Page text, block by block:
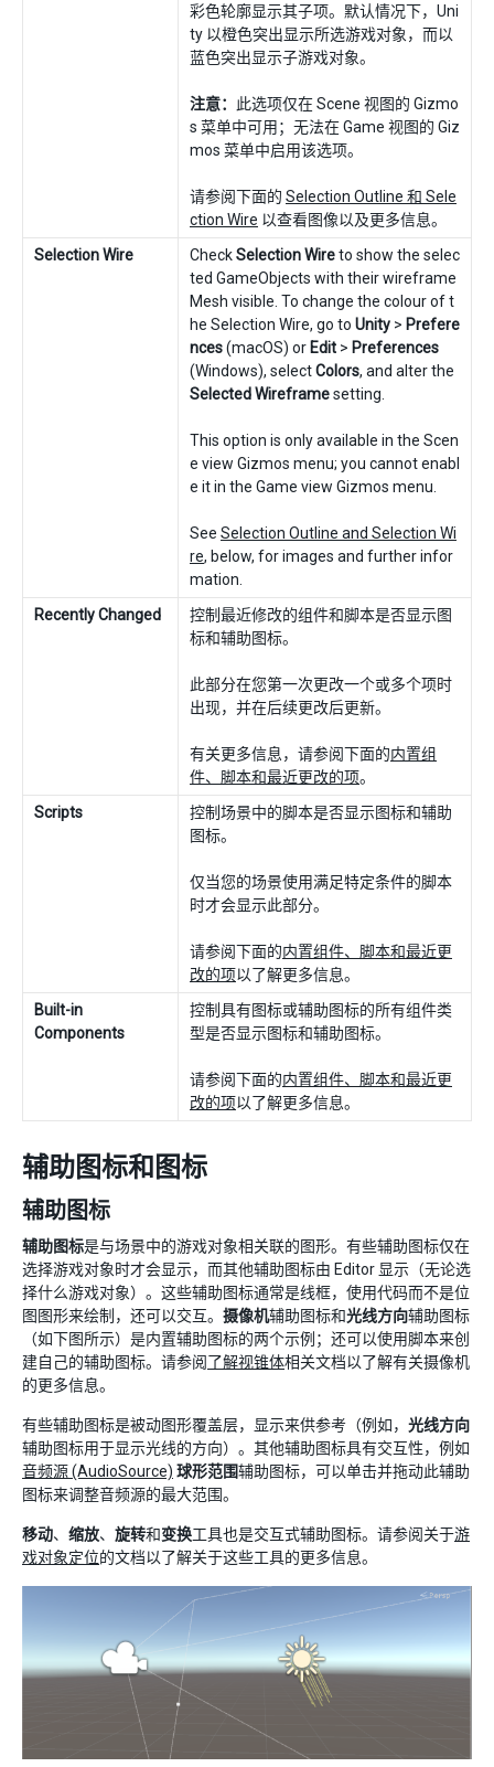
彩色轮廓显示其子项。默认情况下，Uni
ty 以橙色突出显示所选游戏对象，而以
蓝色突出显示子游戏对象。
注意： 此选项仅在 Scene 视图的 Gizmo
s 菜单中可用；无法在 Game 视图的 Giz
mos 菜单中启用该选项。
请参阅下面的 Selection Outline 和 Sele
ction Wire 以查看图像以及更多信息。
Selection Wire
CheckSelection Wireto show the selec
ted GameObjects with their wireframe
Mesh visible. To change the colour of t
he Selection Wire, go to Unity > Prefere
nces(macOS) or Edit > Preferences
(Windows), selectColors, and alter the
Selected Wireframesetting.
This option is only available in the Scen
e view Gizmos menu; you cannot enabl
e it in the Game view Gizmos menu.
See Selection Outline and Selection Wi
re, below, for images and further infor
mation.
Recently Changed
控制最近修改的组件和脚本是否显示图
标和辅助图标。
此部分在您第一次更改一个或多个项时
出现，并在后续更改后更新。
有关更多信息，请参阅下面的内置组
件、脚本和最近更改的项。
Scripts
控制场景中的脚本是否显示图标和辅助
图标。
仅当您的场景使用满足特定条件的脚本
时才会显示此部分。
请参阅下面的内置组件、脚本和最近更
改的项以了解更多信息。
Built-in
Components
控制具有图标或辅助图标的所有组件类
型是否显示图标和辅助图标。
请参阅下面的内置组件、脚本和最近更
改的项以了解更多信息。
辅助图标和图标
辅助图标
辅助图标是与场景中的游戏对象相关联的图形。有些辅助图标仅在
选择游戏对象时才会显示，而其他辅助图标由 Editor 显示（无论选
择什么游戏对象）。这些辅助图标通常是线框，使用代码而不是位
图图形来绘制，还可以交互。 摄像机辅助图标和光线方向辅助图标
（如下图所示）是内置辅助图标的两个示例；还可以使用脚本来创
建自己的辅助图标。请参阅了解视锥体相关文档以了解有关摄像机
的更多信息。
有些辅助图标是被动图形覆盖层，显示来供参考（例如， 光线方向
辅助图标用于显示光线的方向）。其他辅助图标具有交互性，例如
音频源 (AudioSource) 球形范围辅助图标，可以单击并拖动此辅助
图标来调整音频源的最大范围。
移动、 缩放、 旋转和变换工具也是交互式辅助图标。请参阅关于游
戏对象定位的文档以了解关于这些工具的更多信息。